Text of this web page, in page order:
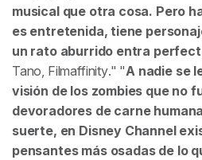
musical que otra cosa. Pero
es entretenida, tiene
un rato aburrido entra
Tano, Filmaffinity.
A nadie se
visión de los zombies que no
devoradores de carne
suerte, en Disney Channel
pensantes más osadas de lo